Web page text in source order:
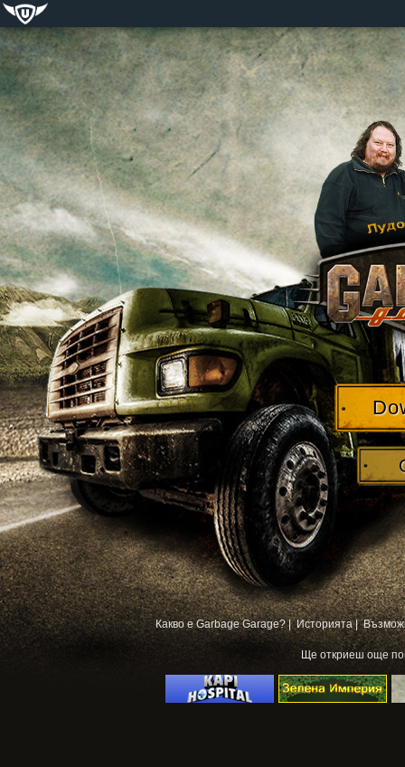
Какво е Garbage Garage? | Историята |
Ще откриеш още